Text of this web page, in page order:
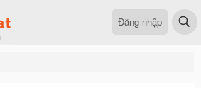
Đăng nhập